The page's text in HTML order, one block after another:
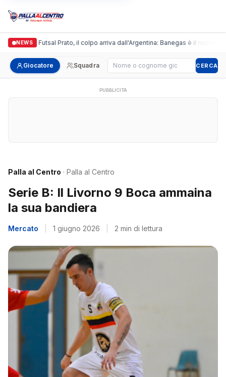
NEWS
Italgronda Futsal Prato, il colpo arriva dall'Argentina: Banegas è il nuovo
Giocatore Squadra Cerca giocatore CERCA
PUBBLICITÀ
Palla al Centro · Palla al Centro
Serie B: Il Livorno 9 Boca ammaina
la sua bandiera
Mercato 1 giugno 2026 2 min di lettura